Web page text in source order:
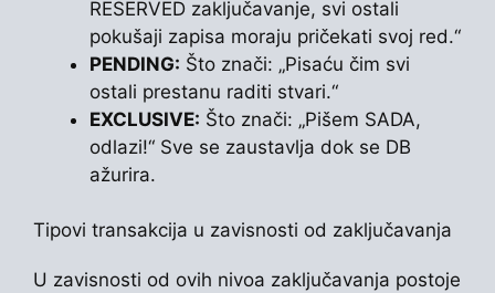
RESERVED zaključavanje, svi ostali
pokušaji zapisa moraju pričekati svoj red.“
PENDING: Što znači: „Pisaću čim svi
ostali prestanu raditi stvari.“
EXCLUSIVE: Što znači: „Pišem SADA,
odlazi!“ Sve se zaustavlja dok se DB
ažurira.
Tipovi transakcija u zavisnosti od zaključavanja
U zavisnosti od ovih nivoa zaključavanja postoje